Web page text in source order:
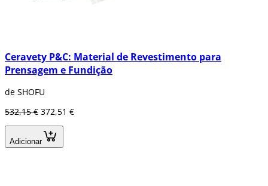
Ceravety P&C: Material de Revestimento para
Prensagem e Fundição
de SHOFU
532,15 € 372,51 €
Adicionar